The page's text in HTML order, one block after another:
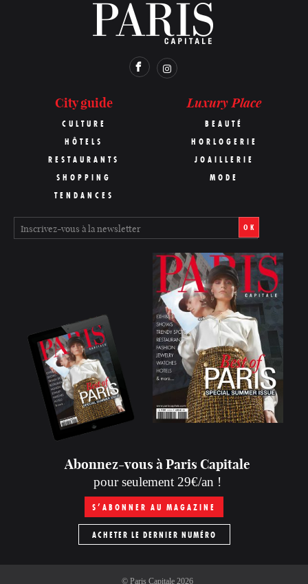
City guide
CULTURE
HÔTELS
RESTAURANTS
SHOPPING
TENDANCES
Luxury Place
BEAUTÉ
HORLOGERIE
JOAILLERIE
MODE
OK
Abonnez-vous à Paris Capitale
pour seulement 29€/an !
S’ABONNER AU MAGAZINE
ACHETER LE DERNIER NUMÉRO
© Paris Capitale2026